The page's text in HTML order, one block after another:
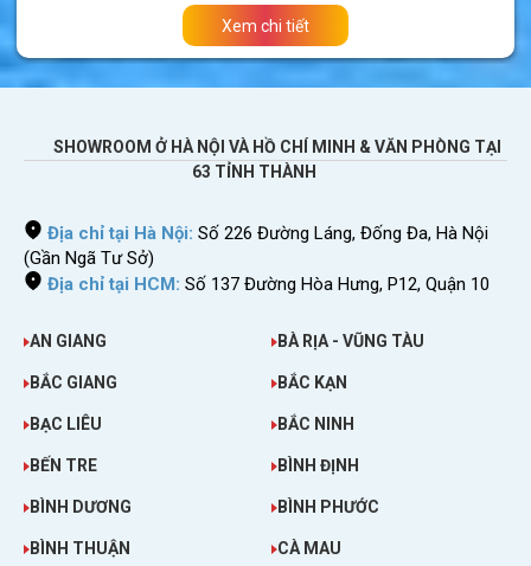
Sim lắp được cho điện thoại di động, máy
tính bảng, thiết bị phát wifi.
Bạn có thể thấy việcmua sim điện thoạiLitva
rất đơn giản và nhanh chóng. Dù
bạn ở bất cứ đâu đề có thể đặt mua dễ dàng.
chờ đợi đăng ký thông tin và nạp tiền lằng
nhằng.
lịch thành phố Vilnius
Xem chi tiết
SHOWROOM Ở HÀ NỘI VÀ HỒ CHÍ MINH & VĂN PHÒNG TẠI
63 TỈNH THÀNH
Địa chỉ tại Hà Nội: Số 226 Đường Láng, Đống Đa, Hà Nội
(Gần Ngã Tư Sở)
Địa chỉ tại HCM: Số 137 Đường Hòa Hưng, P12, Quận 10
AN GIANG BÀ RỊA - VŨNG TÀU
BẮC GIANG BẮC KẠN
BẠC LIÊU BẮC NINH
BẾN TRE BÌNH ĐỊNH
BÌNH DƯƠNG BÌNH PHƯỚC
BÌNH THUẬN CÀ MAU